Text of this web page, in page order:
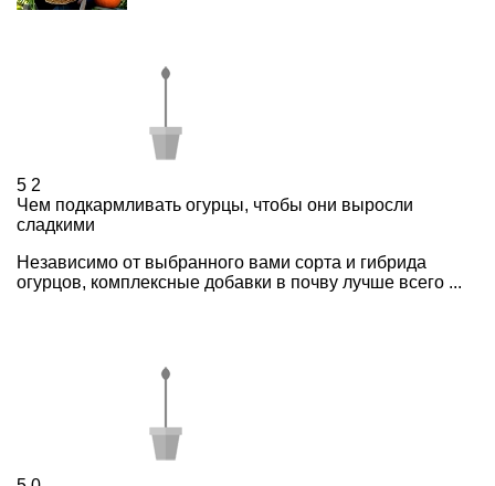
5 2
Чем подкармливать огурцы, чтобы они выросли
сладкими
Независимо от выбранного вами сорта и гибрида
огурцов, комплексные добавки в почву лучше всего ...